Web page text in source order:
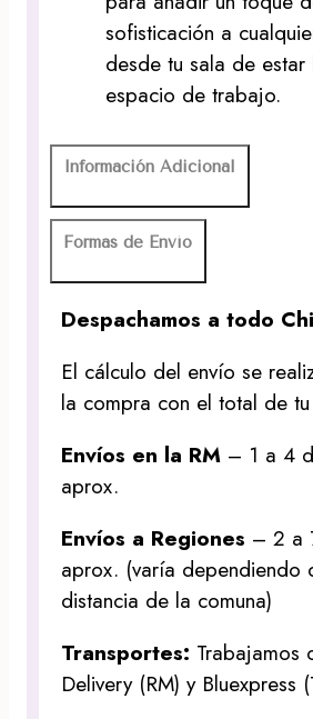
sofisticación a
desde tu sala de estar
espacio de trabajo.
Información Adicional
Formas de Envío
Despachamos a todo
El cálculo del envío se
la compra con el total de
Envíos en la RM – 1 a 4
aprox.
Envíos a Regiones – 2 a
aprox. (varía dependiendo
distancia de la comuna)
Transportes: Trabajamos
Delivery (RM) y Bluexpress